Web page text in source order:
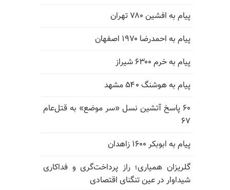
پیام به افشین ۷۸۰ تهران
پیام به احمدرضا ۱۹۷۰ اصفهان
پیام به خرم ۶۳۰۰ شیراز
پیام به هوشنگ ۵۴۰ مشهد
۶۰ پاسخ آتشین نسل «سر موضع» به قتل‌عام
۶۷
پیام به ابوبکر ۱۶۰۰ زاهدان
گلریزان همیاری؛ راز پرداخت‌گری و فداکاری
شیداوار در عین تنگنای اقتصادی